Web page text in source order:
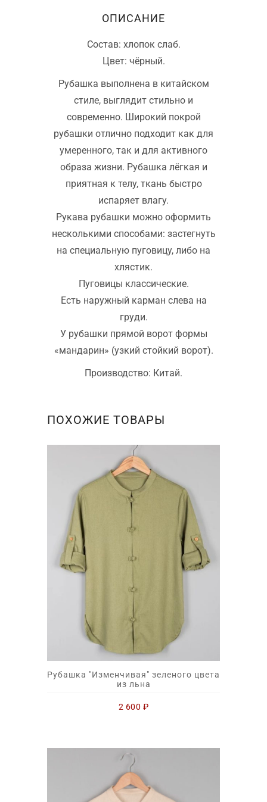
ОПИСАНИЕ
Состав: хлопок слаб.
Цвет: чёрный.
Рубашка выполнена в китайском
стиле, выглядит стильно и
современно. Широкий покрой
рубашки отлично подходит как для
умеренного, так и для активного
образа жизни. Рубашка лёгкая и
приятная к телу, ткань быстро
испаряет влагу.
Рукава рубашки можно оформить
несколькими способами: застегнуть
на специальную пуговицу, либо на
хлястик.
Пуговицы классические.
Есть наружный карман слева на
груди.
У рубашки прямой ворот формы
«мандарин» (узкий стойкий ворот).
Производство: Китай.
ПОХОЖИЕ ТОВАРЫ
Рубашка "Изменчивая" зеленого цвета
из льна
2 600 ₽